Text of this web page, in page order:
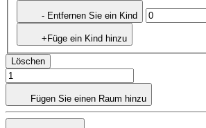
- Entfernen Sie ein Kind
+Füge ein Kind hinzu
Löschen
Fügen Sie einen Raum hinzu